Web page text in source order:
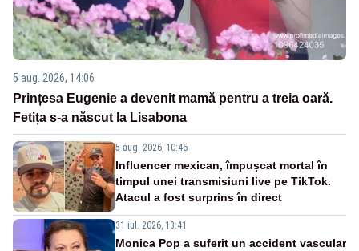
5 aug. 2026, 14:06
Prințesa Eugenie a devenit mamă pentru a treia oară.
Fetița s-a născut la Lisabona
5 aug. 2026, 10:46
Influencer mexican, împușcat mortal în
timpul unei transmisiuni live pe TikTok.
Atacul a fost surprins în direct
31 iul. 2026, 13:41
Monica Pop a suferit un accident vascular